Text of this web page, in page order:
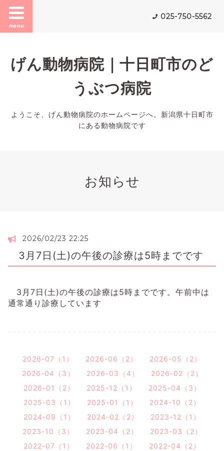
menu
025-750-5562
げん動物病院｜十日町市のど
うぶつ病院
ようこそ、げん動物病院のホームページへ。新潟県十日町市
にある動物病院です
お知らせ
2026/02/23 22:25
3月7日(土)の午後の診療は5時までです
3月7日(土)の午後の診療は5時までです。午前中は
通常通り診療しています
2026-07（1） 2026-06（2）
2026-05（2）
2026-04（3）
2026-03（4）
2026-02（2）
2026-01（2）
2025-12（1）
2025-04（3）
2025-03（1）
2025-01（1）
2024-10（2）
2024-09（1）
2024-02（2）
2023-12（1）
2023-10（3）
2023-04（2）
2023-03（2）
2022-07（1）
2022-06（1）
2022-04（2）